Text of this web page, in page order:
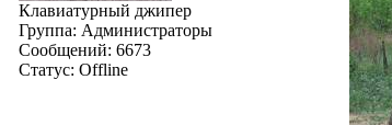
Клавиатурный джипер
Группа: Администраторы
Сообщений: 6673
Статус: Offline